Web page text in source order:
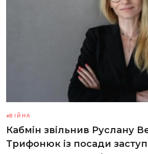
ВІЙНА
Кабмін звільнив Руслану
Трифонюк із посади